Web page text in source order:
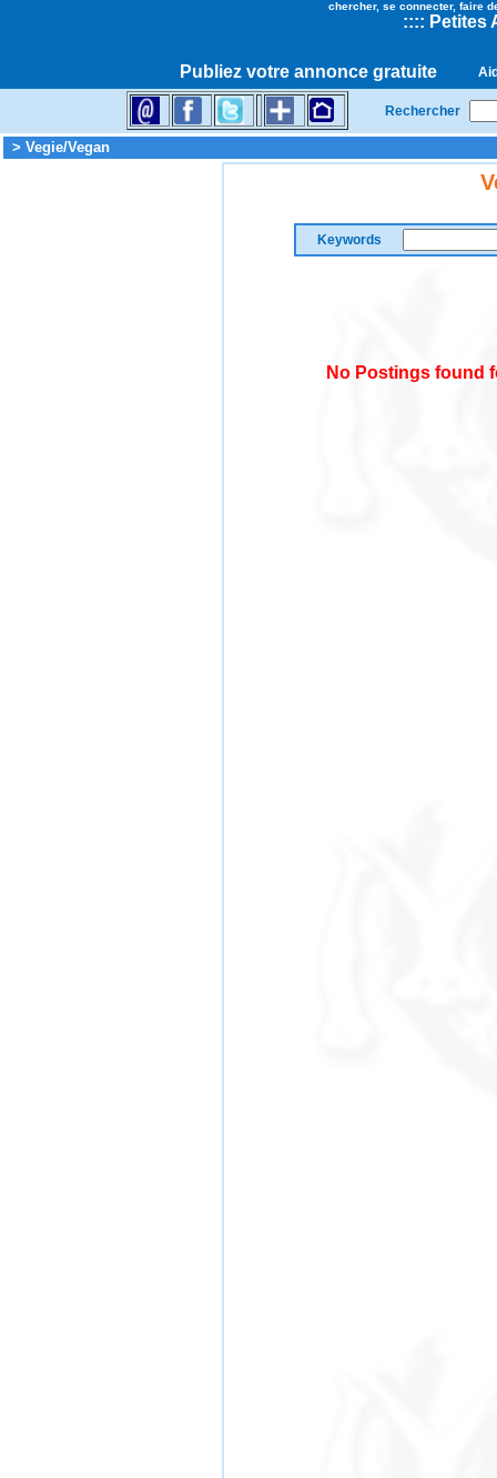
chercher, se connecter, faire
:::: Petites
Publiez votre annonce gratuite
Rechercher
> Vegie/Vegan
Keywords
No Postings found